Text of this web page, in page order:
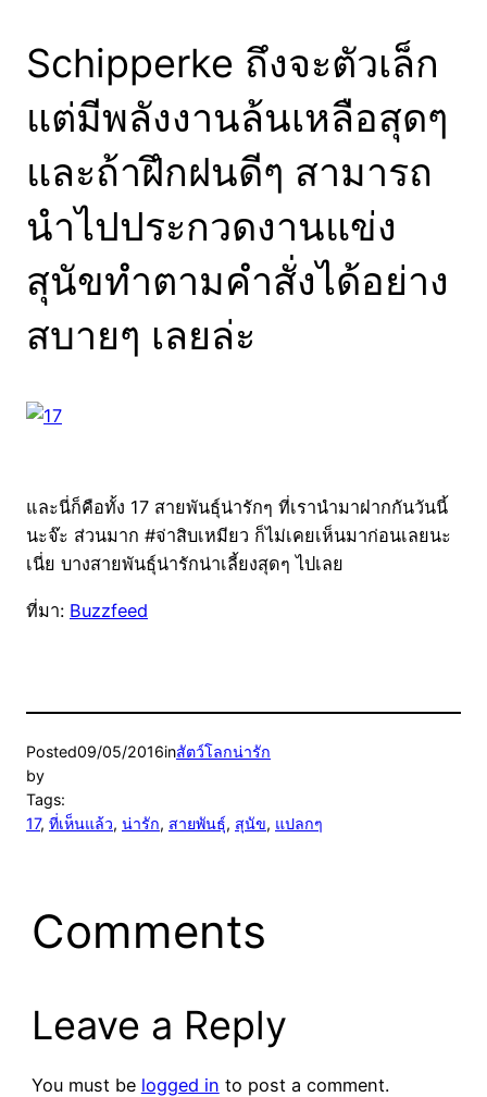
Schipperke ถึงจะตัวเล็ก
แต่มีพลังงานล้นเหลือสุดๆ
และถ้าฝึกฝนดีๆ สามารถ
นำไปประกวดงานแข่ง
สุนัขทำตามคำสั่งได้อย่าง
สบายๆ เลยล่ะ
และนี่ก็คือทั้ง 17 สายพันธุ์น่ารักๆ ที่เรานำมาฝากกันวันนี้
นะจ๊ะ ส่วนมาก #จ่าสิบเหมียว ก็ไม่เคยเห็นมาก่อนเลยนะ
เนี่ย บางสายพันธุ์น่ารักน่าเลี้ยงสุดๆ ไปเลย
ที่มา: Buzzfeed
Posted09/05/2016inสัตว์โลกน่ารัก
by
Tags:
17, ที่เห็นแล้ว, น่ารัก, สายพันธุ์, สุนัข, แปลกๆ
Comments
Leave a Reply
You must be logged in to post a comment.